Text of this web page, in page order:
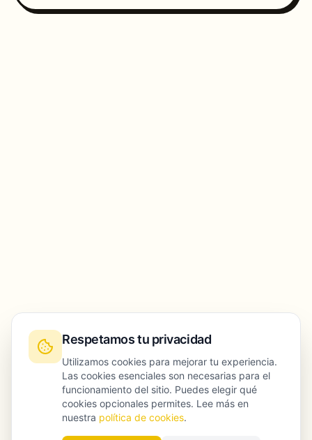
Respetamos tu privacidad
Utilizamos cookies para mejorar tu experiencia.
Las cookies esenciales son necesarias para el
funcionamiento del sitio. Puedes elegir qué
cookies opcionales permites. Lee más en
nuestra política de cookies.